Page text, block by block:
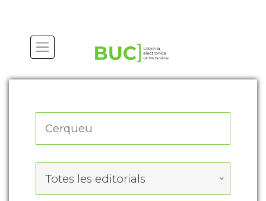
Totes les editorials